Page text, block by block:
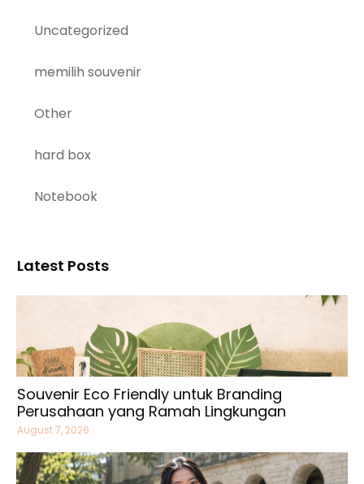
Uncategorized
memilih souvenir
Other
hard box
Notebook
Latest Posts
Souvenir Eco Friendly untuk Branding
Perusahaan yang Ramah Lingkungan
August 7, 2026